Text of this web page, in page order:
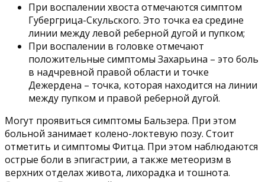
При воспалении хвоста отмечаются симптом
Губергрица-Скульского. Это точка еа средине
линии между левой реберной дугой и пупком;
При воспалении в головке отмечают
положительные симптомы Захарьина – это боль
в надчревной правой области и точке
Дежердена – точка, которая находится на линии
между пупком и правой реберной дугой.
Могут проявиться симптомы Бальзера. При этом
больной занимает колено-локтевую позу. Стоит
отметить и симптомы Фитца. При этом наблюдаются
острые боли в эпигастрии, а также метеоризм в
верхних отделах живота, лихорадка и тошнота.